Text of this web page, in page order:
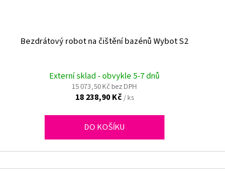
Bezdrátový robot na čištění bazénů Wybot S2
Externí sklad - obvykle 5-7 dnů
15 073,50 Kč bez DPH
18 238,90 Kč/ ks
DO KOŠÍKU